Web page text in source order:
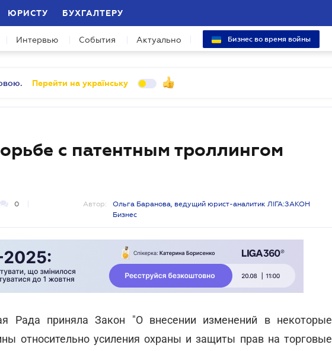
ЮРИСТУ БУХГАЛТЕРУ
Интервью События Актуально Бизнес во время войны
Перейти на українську
с патентным троллингом
0 Автор:
Ольга Баранова, ведущий юрист-аналитик ЛІГА:ЗАКОН
Бизнес
Рада приняла Закон "О внесении изменений в некоторые
относительно усиления охраны и защиты прав на торговые